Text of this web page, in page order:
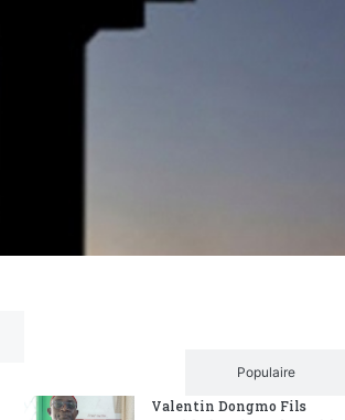
Populaire
Valentin Dongmo Fils